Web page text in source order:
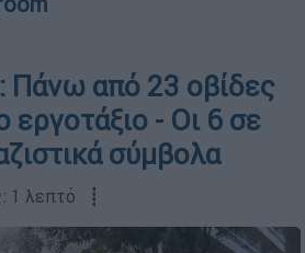
Πάνω από 23 οβίδες
εργοτάξιο - Οι 6 σε
σύμβολα
1 λεπτό ┋